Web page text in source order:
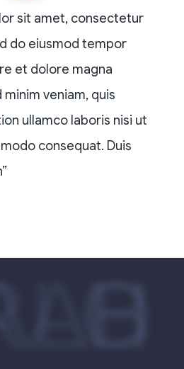
sit amet, consectetur
do eiusmod tempor
et dolore magna
minim veniam, quis
ullamco laboris nisi ut
consequat. Duis
TRABALHO